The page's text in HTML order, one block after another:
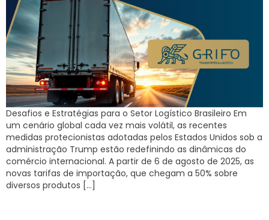
Desafios e Estratégias para o Setor Logístico Brasileiro Em
um cenário global cada vez mais volátil, as recentes
medidas protecionistas adotadas pelos Estados Unidos sob a
administração Trump estão redefinindo as dinâmicas do
comércio internacional. A partir de 6 de agosto de 2025, as
novas tarifas de importação, que chegam a 50% sobre
diversos produtos […]